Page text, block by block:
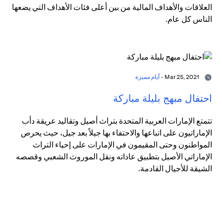
العلاقات والأهداف المالية من بين أعلى فئات الأهداف التي يضعها
الناس كل عام.
أيام مميزة
احتفال مبهج بليلة مباركة
تتمتع الإمارات العربية المتحدة بتراث أصيل وتقاليد عريقة دأب
الإماراتيون على اتباعها والاحتفاء بها جيلاً بعد جيل، حيث يحرص
المواطنون وحتى المقيمون في الإمارات على إحياء التراث
الإماراتي الأصيل بتطبيق عاداته ونقل الموروث الشعبي وقصصه
الشيقة للأجيال القادمة.